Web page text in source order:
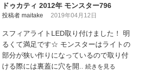
ドゥカティ 2012年 モンスター796
投稿者 maitake 2019年04月12日
スフィアライトLED取り付けました！ 明
るくて満足です☆ モンスターはライトの
部分が狭い作りになっているので取り付
ける際には裏蓋に穴を開.. 続きを見る